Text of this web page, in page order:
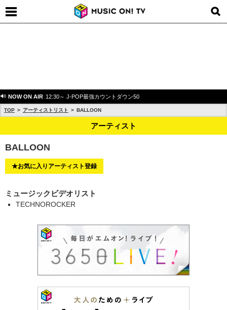
NOW ON AIR 12:30～ J-POP最強カウントダウン50
TOP アーティストリスト BALLOON
アーティスト
BALLOON
★お気に入りアーティスト登録
ミュージックビデオリスト
TECHNOROCKER